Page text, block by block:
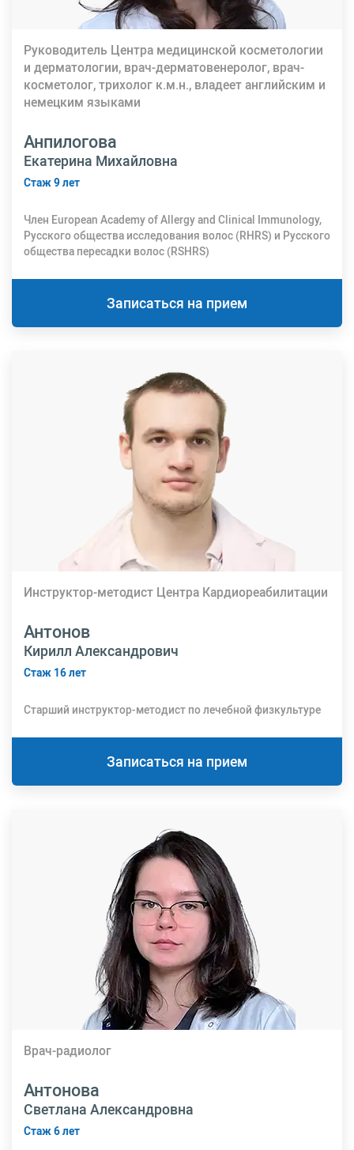
Руководитель Центра медицинской косметологии
и дерматологии, врач-дерматовенеролог, врач-
косметолог, трихолог к.м.н., владеет английским и
немецким языками
Анпилогова
Екатерина Михайловна
Стаж 9 лет
Член European Academy of Allergy and Clinical Immunology,
Русского общества исследования волос (RHRS) и Русского
общества пересадки волос (RSHRS)
Записаться на прием
Инструктор-методист Центра Кардиореабилитации
Антонов
Кирилл Александрович
Стаж 16 лет
Cтарший инструктор-методист по лечебной физкультуре
Записаться на прием
Врач-радиолог
Антонова
Светлана Александровна
Стаж 6 лет